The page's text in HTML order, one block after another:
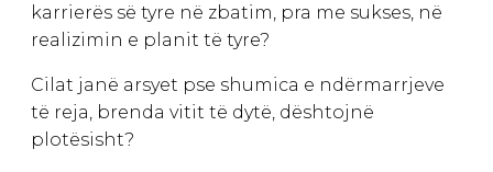
karrierës së tyre në zbatim, pra me sukses, në
realizimin e planit të tyre?
Cilat janë arsyet pse shumica e ndërmarrjeve
të reja, brenda vitit të dytë, dështojnë
plotësisht?